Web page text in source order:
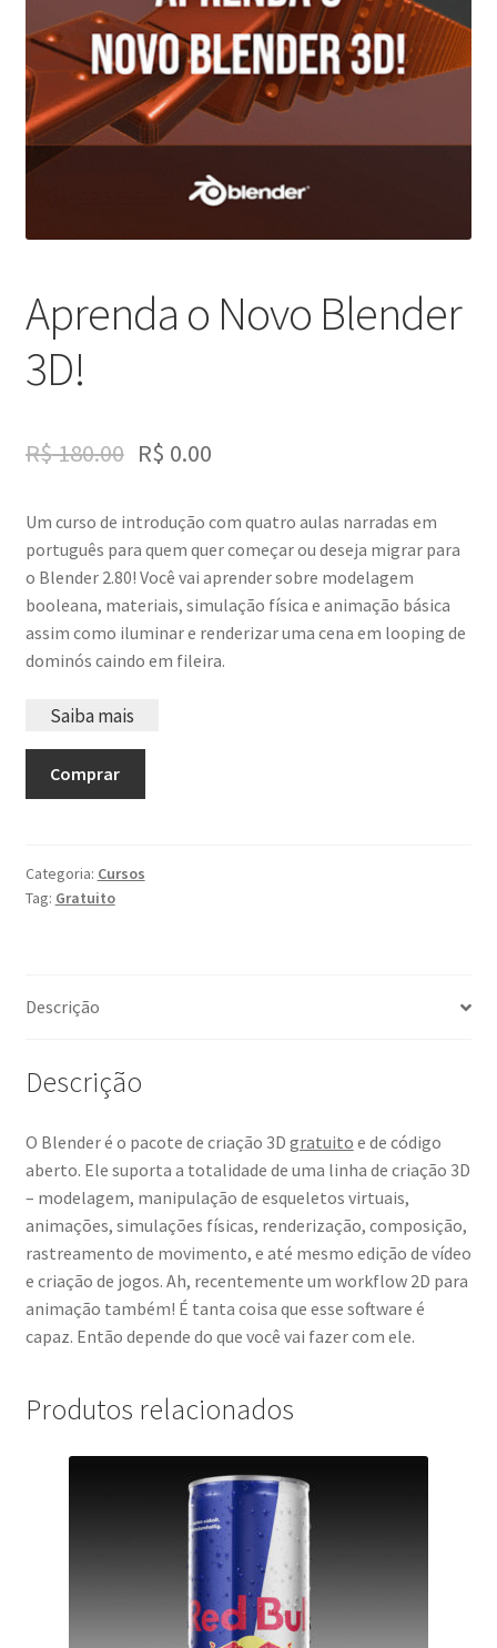
Aprenda o Novo Blender
3D!
R$180.00 R$ 0.00
Um curso de introdução com quatro aulas narradas em
português para quem quer começar ou deseja migrar para
o Blender 2.80! Você vai aprender sobre modelagem
booleana, materiais, simulação física e animação básica
assim como iluminar e renderizar uma cena em looping de
dominós caindo em fileira.
Saiba mais
Comprar
Categoria: Cursos
Tag: Gratuito
Descrição
Descrição
O Blender é o pacote de criação 3D gratuito e de código
aberto. Ele suporta a totalidade de uma linha de criação 3D
– modelagem, manipulação de esqueletos virtuais,
animações, simulações físicas, renderização, composição,
rastreamento de movimento, e até mesmo edição de vídeo
e criação de jogos. Ah, recentemente um workflow 2D para
animação também! É tanta coisa que esse software é
capaz. Então depende do que você vai fazer com ele.
Produtos relacionados